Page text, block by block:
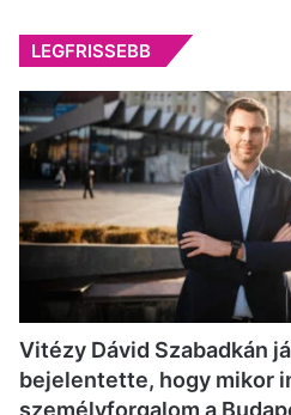
LEGFRISSEBB
Vitézy Dávid Szabadkán
bejelentette, hogy mikor
személyforgalom a